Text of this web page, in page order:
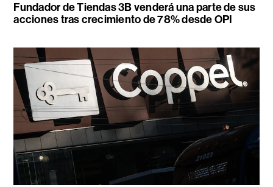
Fundador de Tiendas 3B venderá una parte de sus
acciones tras crecimiento de 78% desde OPI